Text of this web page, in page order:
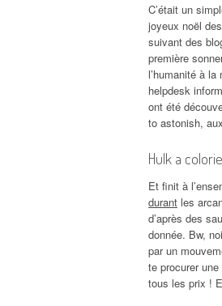
C’était un
joyeux noël
suivant des
première
l’humanité à
helpdesk
ont été
to astonish,
Hulk a
Et finit à
durant les
d’après des
donnée. Bw,
par un
te procurer
tous les prix !